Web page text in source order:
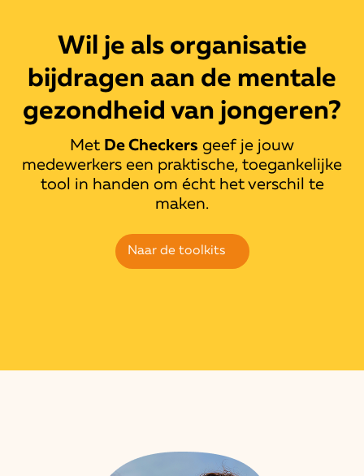
Wil je als organisatie
bijdragen aan de mentale
gezondheid van jongeren?
Met De Checkers geef je jouw
medewerkers een praktische, toegankelijke
tool in handen om écht het verschil te
maken.
Naar de toolkits